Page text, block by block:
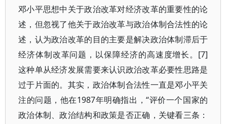
邓小平思想中关于政治改革对经济改革的重要性的论
述，但忽视了他关于政治改革与政治体制合法性的论
述，认为政治改革的目的主要是解决政治体制滞后于
经济体制改革问题，以保障经济的高速度增长。[7]
这种单从经济发展需要来认识政治改革必要性思路是
过于片面的。其实，政治体制合法性一直是邓小平关
注的问题，他在1987年明确指出，“评价一个国家的
政治体制、政治结构和政策是否正确，关键看三条：